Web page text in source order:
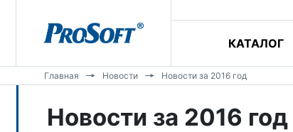
КАТАЛОГ
Главная Новости Новости за 2016 год
Новости за 2016 год